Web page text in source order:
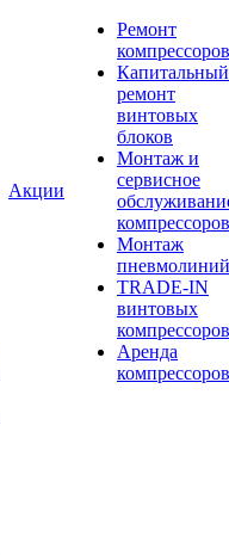
Акции
Ремонт
компрессоров
Капитальный
ремонт
винтовых
блоков
Монтаж и
сервисное
компрессоров
Монтаж
пневмолиний
TRADE-IN
винтовых
компрессоров
Аренда
компрессоров